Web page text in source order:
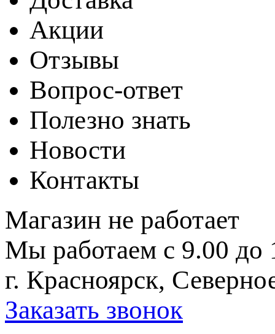
Акции
Отзывы
Вопрос-ответ
Полезно знать
Новости
Контакты
Магазин не работает
Мы работаем с 9.00 до
г. Красноярск,
Заказать звонок